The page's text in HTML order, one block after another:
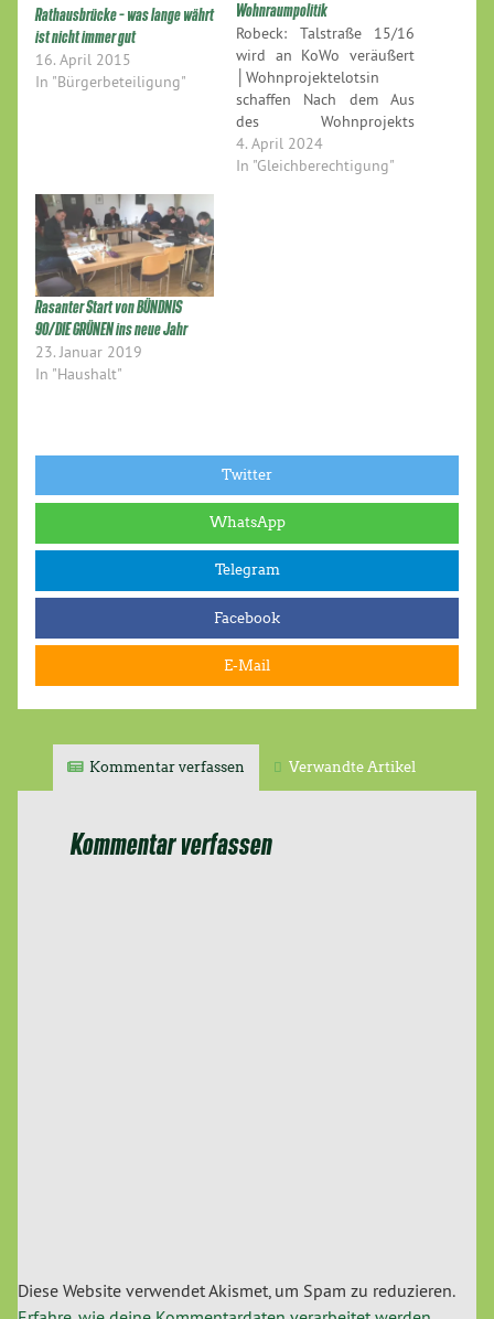
Rathausbrücke – was lange währt
ist nicht immer gut
16. April 2015
In "Bürgerbeteiligung"
Wohnraumpolitik
Robeck: Talstraße 15/16
wird an KoWo veräußert
│Wohnprojektelotsin
schaffen Nach dem Aus
des Wohnprojekts
Wohnopia e.V. in den
beiden Objekten Talstraße
haben, ziehen…
4. April 2024
In "Gleichberechtigung"
Rasanter Start von BÜNDNIS
90/DIE GRÜNEN ins neue Jahr
23. Januar 2019
In "Haushalt"
Twitter
WhatsApp
Telegram
Facebook
E-Mail
Kommentar verfassen Verwandte Artikel
Kommentar verfassen
Diese Website verwendet Akismet, um Spam zu reduzieren.